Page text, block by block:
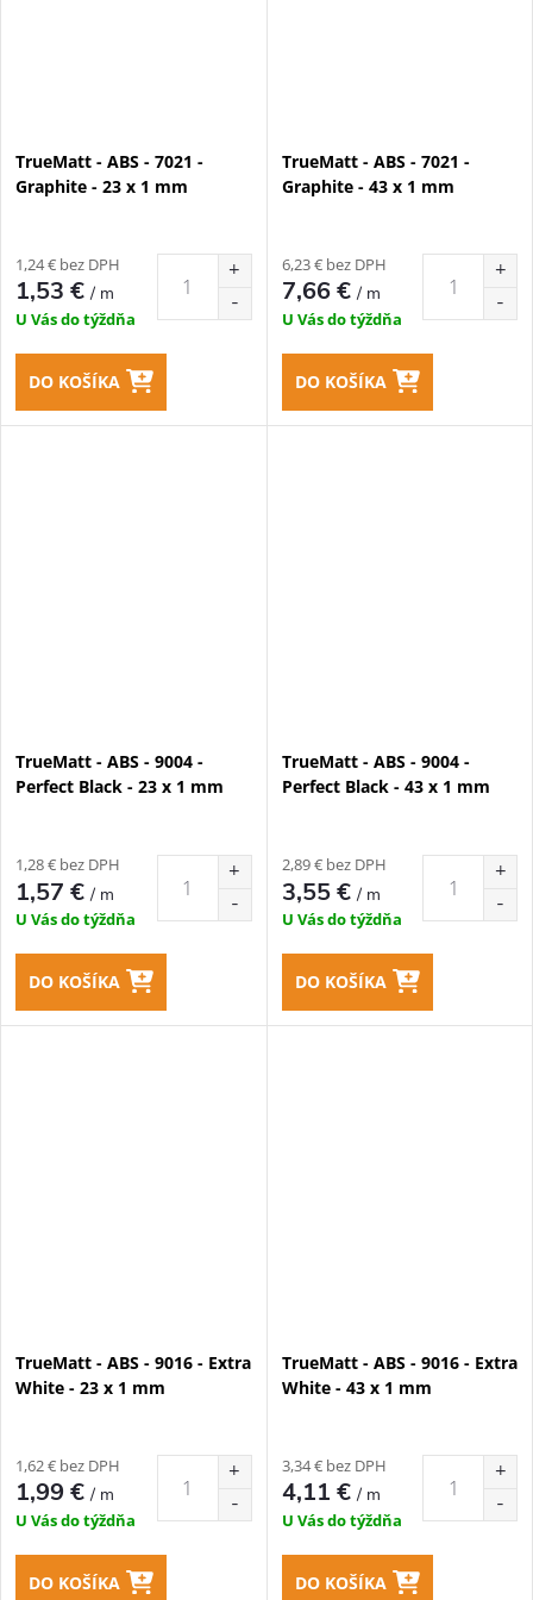
TrueMatt - ABS - 7021 -
Graphite - 23 x 1 mm
1,24 € bez DPH
1,53 €/ m
U Vás do týždňa
DO KOŠÍKA
TrueMatt - ABS - 7021 -
Graphite - 43 x 1 mm
6,23 € bez DPH
7,66 €/ m
U Vás do týždňa
DO KOŠÍKA
TrueMatt - ABS - 9004 -
Perfect Black - 23 x 1 mm
1,28 € bez DPH
1,57 €/ m
U Vás do týždňa
DO KOŠÍKA
TrueMatt - ABS - 9004 -
Perfect Black - 43 x 1 mm
2,89 € bez DPH
3,55 €/ m
U Vás do týždňa
DO KOŠÍKA
TrueMatt - ABS - 9016 - Extra
White - 23 x 1 mm
1,62 € bez DPH
1,99 €/ m
U Vás do týždňa
DO KOŠÍKA
TrueMatt - ABS - 9016 - Extra
White - 43 x 1 mm
3,34 € bez DPH
4,11 €/ m
U Vás do týždňa
DO KOŠÍKA